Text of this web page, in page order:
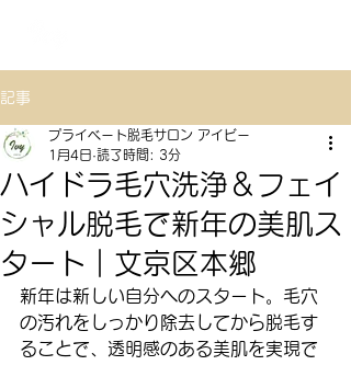
記事
ハイドラ毛穴洗浄＆フェイ
シャル脱毛で新年の美肌ス
タート｜文京区本郷
プライベート脱毛サロン アイビー
1月4日 読了時間: 3分
新年は新しい自分へのスタート。毛穴
の汚れをしっかり除去してから脱毛す
ることで、透明感のある美肌を実現で